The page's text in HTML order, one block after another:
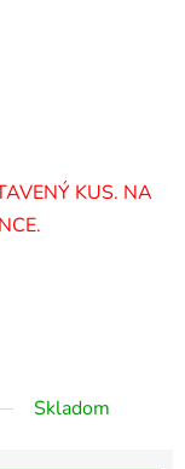
KUS. NA
Skladom